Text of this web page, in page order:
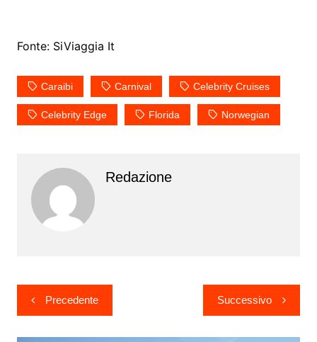
Fonte: SiViaggia It
Caraibi Carnival Celebrity Cruises
Celebrity Edge Florida Norwegian
Redazione
Navigazione
articoli
Precedente Successivo